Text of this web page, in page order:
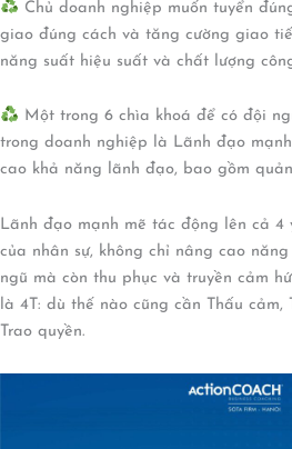
Chủ doanh nghiệp muốn tuyển
giao đúng cách và tăng cường giao
năng suất hiệu suất và chất lượng
Một trong 6 chìa khoá để có đội
trong doanh nghiệp là Lãnh đạo
cao khả năng lãnh đạo, bao gồm
Lãnh đạo mạnh mẽ tác động lên cả 4
của nhân sự, không chỉ nâng cao
ngũ mà còn thu phục và truyền cảm
là 4T: dù thế nào cũng cần Thấu cảm,
Trao quyền.